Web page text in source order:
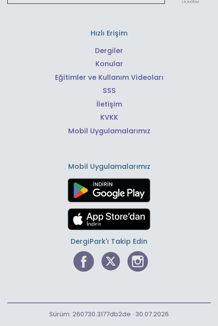
Hızlı Erişim
Dergiler
Konular
Eğitimler ve Kullanım Videoları
SSS
İletişim
KVKK
Mobil Uygulamalarımız
Mobil Uygulamalarımız
DergiPark'ı Takip Edin
Sürüm: 260730.3177db2de · 30.07.2026